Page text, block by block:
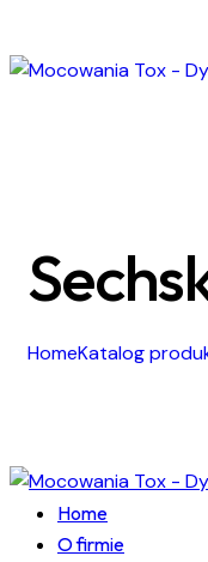
HomeKatalog
Home
O firmie